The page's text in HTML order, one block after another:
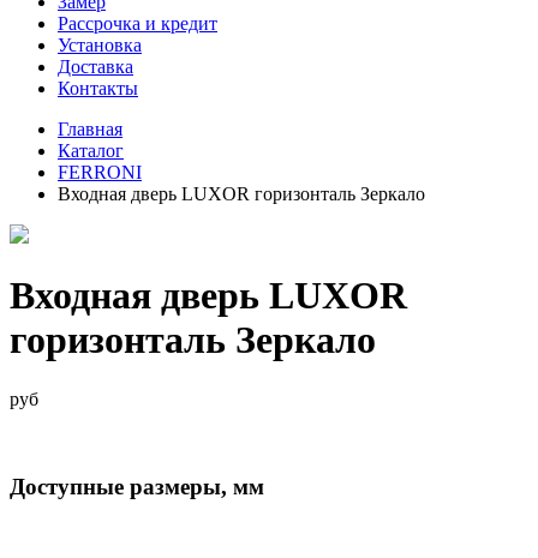
Рассрочка и кредит
Установка
Доставка
Контакты
Главная
Каталог
FERRONI
Входная дверь LUXOR горизонталь Зеркало
Входная дверь LUXOR
горизонталь Зеркало
руб
Доступные размеры, мм